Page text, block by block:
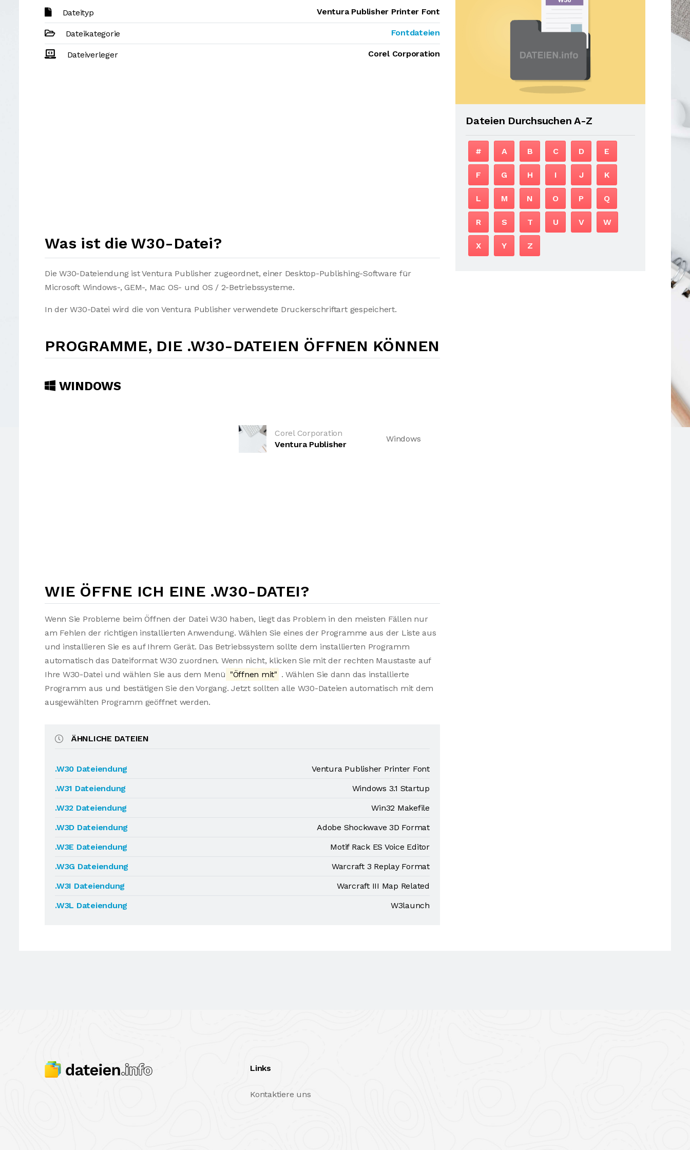
Dateityp Ventura Publisher Printer Font
Dateikategorie Fontdateien
Dateiverleger Corel Corporation
Was ist die W30-Datei?
Die W30-Dateiendung ist Ventura Publisher zugeordnet, einer Desktop-Publishing-Software für
Microsoft Windows-, GEM-, Mac OS- und OS / 2-Betriebssysteme.
In der W30-Datei wird die von Ventura Publisher verwendete Druckerschriftart gespeichert.
PROGRAMME, DIE .W30-DATEIEN ÖFFNEN KÖNNEN
WINDOWS
Corel Corporation
Ventura Publisher
Windows
WIE ÖFFNE ICH EINE .W30-DATEI?
Wenn Sie Probleme beim Öffnen der Datei W30 haben, liegt das Problem in den meisten Fällen nur
am Fehlen der richtigen installierten Anwendung. Wählen Sie eines der Programme aus der Liste aus
und installieren Sie es auf Ihrem Gerät. Das Betriebssystem sollte dem installierten Programm
automatisch das Dateiformat W30 zuordnen. Wenn nicht, klicken Sie mit der rechten Maustaste auf
Ihre W30-Datei und wählen Sie aus dem Menü "Öffnen mit" . Wählen Sie dann das installierte
Programm aus und bestätigen Sie den Vorgang. Jetzt sollten alle W30-Dateien automatisch mit dem
ausgewählten Programm geöffnet werden.
ÄHNLICHE DATEIEN
.W30 Dateiendung
Ventura Publisher Printer Font
.W31 Dateiendung
Windows 3.1 Startup
.W32 Dateiendung
Win32 Makefile
.W3D Dateiendung
Adobe Shockwave 3D Format
.W3E Dateiendung
Motif Rack ES Voice Editor
.W3G Dateiendung
Warcraft 3 Replay Format
.W3I Dateiendung
Warcraft III Map Related
.W3L Dateiendung
W3launch
Dateien Durchsuchen A-Z
# A B C D E
F G H I J K
L M N O P Q
R S T U V W
X Y Z
Links
Kontaktiere uns